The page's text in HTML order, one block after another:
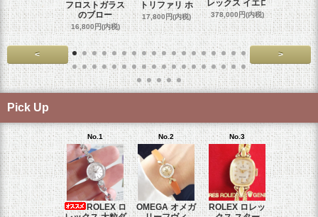
フロストガラス
のブロー
16,800円(内税)
トリファリ ホ
17,800円(内税)
レックス イエロ
378,000円(内税)
ジュリア
29,000円(
< >
Pick Up
No.1
ROLEX ロ
No.2
OMEGA オメガ
No.3
ROLEX ロレッ
No.4
ROLEX